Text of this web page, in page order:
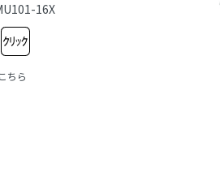
16X
ちら